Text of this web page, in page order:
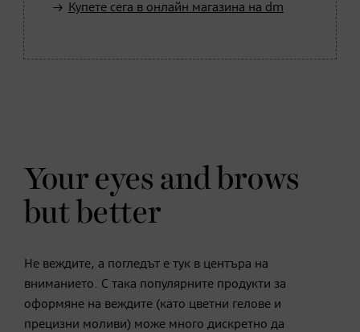
Купете сега в онлайн магазина на dm
Your eyes and brows
but better
Не веждите, а погледът е тук в центъра на
вниманието. С така популярните продукти за
оформяне на веждите (като цветни гелове и
прецизни моливи) може много дискретно да